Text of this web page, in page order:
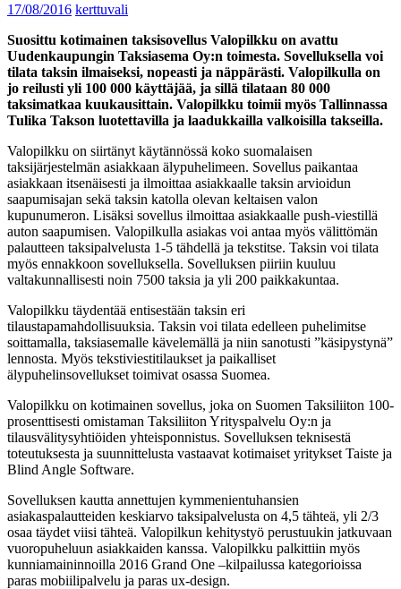
17/08/2016 kerttuvali
Suosittu kotimainen taksisovellus Valopilkku on avattu
Uudenkaupungin Taksiasema Oy:n toimesta. Sovelluksella voi
tilata taksin ilmaiseksi, nopeasti ja näppärästi. Valopilkulla on
jo reilusti yli 100 000 käyttäjää, ja sillä tilataan 80 000
taksimatkaa kuukausittain. Valopilkku toimii myös Tallinnassa
Tulika Takson luotettavilla ja laadukkailla valkoisilla takseilla.
Valopilkku on siirtänyt käytännössä koko suomalaisen
taksijärjestelmän asiakkaan älypuhelimeen. Sovellus paikantaa
asiakkaan itsenäisesti ja ilmoittaa asiakkaalle taksin arvioidun
saapumisajan sekä taksin katolla olevan keltaisen valon
kupunumeron. Lisäksi sovellus ilmoittaa asiakkaalle push-viestillä
auton saapumisen. Valopilkulla asiakas voi antaa myös välittömän
palautteen taksipalvelusta 1-5 tähdellä ja tekstitse. Taksin voi tilata
myös ennakkoon sovelluksella. Sovelluksen piiriin kuuluu
valtakunnallisesti noin 7500 taksia ja yli 200 paikkakuntaa.
Valopilkku täydentää entisestään taksin eri
tilaustapamahdollisuuksia. Taksin voi tilata edelleen puhelimitse
soittamalla, taksiasemalle kävelemällä ja niin sanotusti ”käsipystynä”
lennosta. Myös tekstiviestitilaukset ja paikalliset
älypuhelinsovellukset toimivat osassa Suomea.
Valopilkku on kotimainen sovellus, joka on Suomen Taksiliiton 100-
prosenttisesti omistaman Taksiliiton Yrityspalvelu Oy:n ja
tilausvälitysyhtiöiden yhteisponnistus. Sovelluksen teknisestä
toteutuksesta ja suunnittelusta vastaavat kotimaiset yritykset Taiste ja
Blind Angle Software.
Sovelluksen kautta annettujen kymmenientuhansien
asiakaspalautteiden keskiarvo taksipalvelusta on 4,5 tähteä, yli 2/3
osaa täydet viisi tähteä. Valopilkun kehitystyö perustuukin jatkuvaan
vuoropuheluun asiakkaiden kanssa. Valopilkku palkittiin myös
kunniamaininnoilla 2016 Grand One –kilpailussa kategorioissa
paras mobiilipalvelu ja paras ux-design.